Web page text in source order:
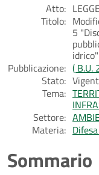
Atto:
Titolo:
5
idrico"
Pubblicazione: ( B.U.
Stato:
Tema:
Settore:
Materia:
Sommario